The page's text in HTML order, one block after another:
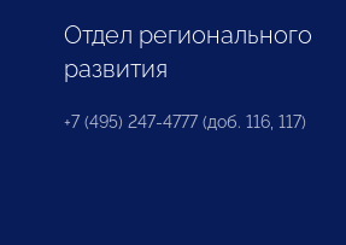
Отдел регионального
развития
+7 (495) 247-4777 (доб. 116, 117)